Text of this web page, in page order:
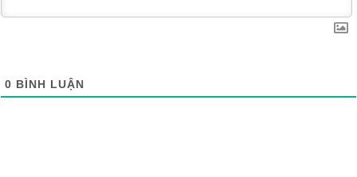
0 BÌNH LUẬN